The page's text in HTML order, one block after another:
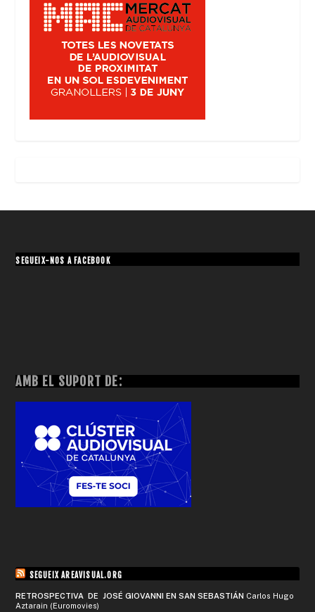
SEGUEIX-NOS A FACEBOOK
AMB EL SUPORT DE:
SEGUEIX AREAVISUAL.ORG
RETROSPECTIVA DE JOSÉ GIOVANNI EN SAN SEBASTIÁN Carlos Hugo
Aztarain (Euromovies)